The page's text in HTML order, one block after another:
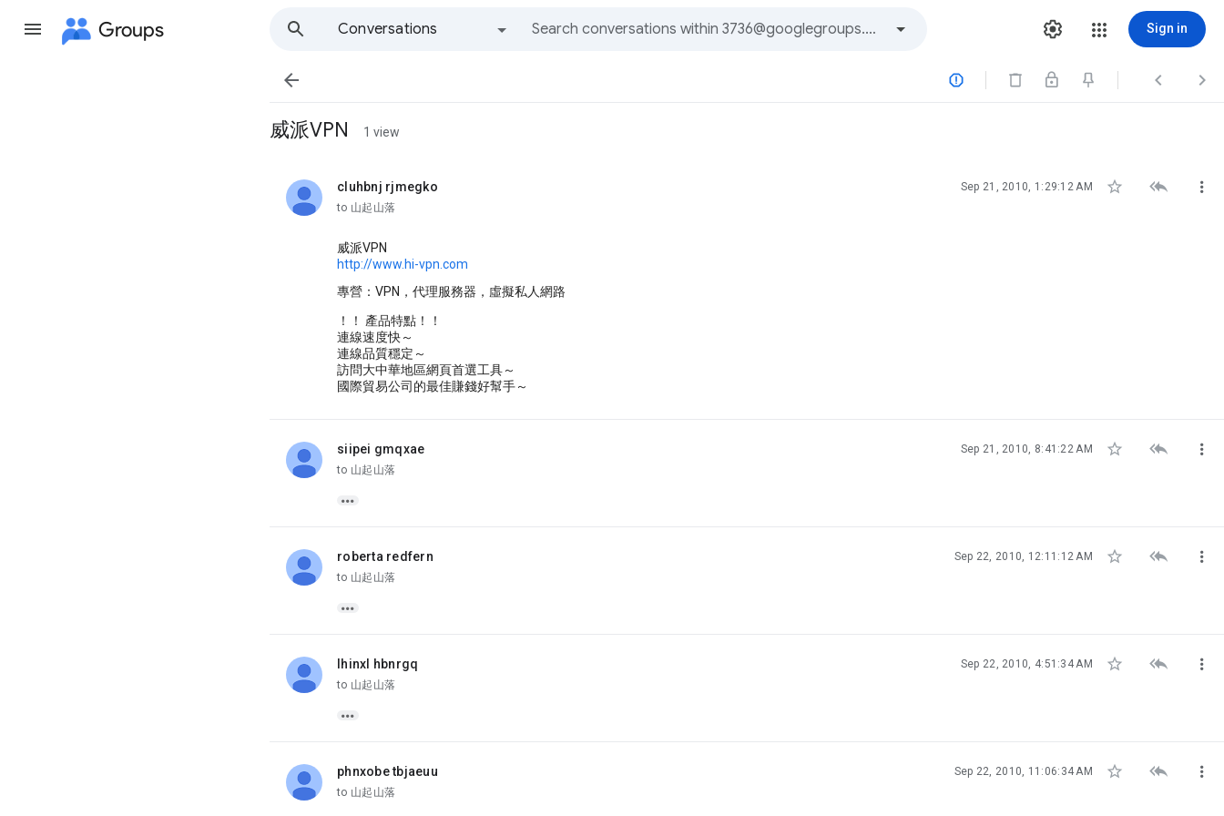
Groups
Conversations
Sign in
   
威派VPN 1 view
cluhbnj rjmegko
unread, Sep 21, 2010, 1:29:12 AM   
to 山起山落
威派VPN
http://www.hi-vpn.com
專營：VPN，代理服務器，虛擬私人網路
！！ 產品特點！！
連線速度快～
連線品質穩定～
訪問大中華地區網頁首選工具～
國際貿易公司的最佳賺錢好幫手～
siipei gmqxae
unread, Sep 21, 2010, 8:41:22 AM   
to 山起山落

roberta redfern
unread, Sep 22, 2010, 12:11:12 AM   
to 山起山落

lhinxl hbnrgq
unread, Sep 22, 2010, 4:51:34 AM   
to 山起山落

phnxobe tbjaeuu
unread, Sep 22, 2010, 11:06:34 AM   
to 山起山落